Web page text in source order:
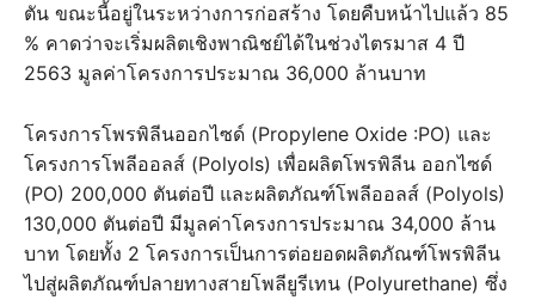
ตัน ขณะนี้อยู่ในระหว่างการก่อสร้าง โดยคืบหน้าไปแล้ว 85
% คาดว่าจะเริ่มผลิตเชิงพาณิชย์ได้ในช่วงไตรมาส 4 ปี
2563 มูลค่าโครงการประมาณ 36,000 ล้านบาท
โครงการโพรพิลีนออกไซด์ (Propylene Oxide :PO) และ
โครงการโพลีออลส์ (Polyols) เพื่อผลิตโพรพิลีน ออกไซด์
(PO) 200,000 ตันต่อปี และผลิตภัณฑ์โพลีออลส์ (Polyols)
130,000 ตันต่อปี มีมูลค่าโครงการประมาณ 34,000 ล้าน
บาท โดยทั้ง 2 โครงการเป็นการต่อยอดผลิตภัณฑ์โพรพิลีน
ไปสู่ผลิตภัณฑ์ปลายทางสายโพลียูรีเทน (Polyurethane) ซึ่ง